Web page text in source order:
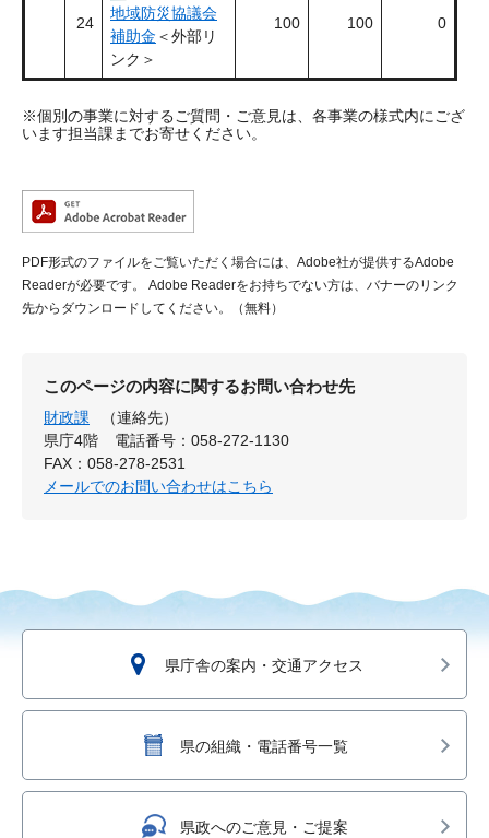
24
地域防災協議会
補助金 ＜外部リ
ンク＞
100 100 0
※個別の事業に対するご質問・ご意見は、各事業の様式内にござ
います担当課までお寄せください。
PDF形式のファイルをご覧いただく場合には、Adobe社が提供するAdobe
Readerが必要です。
Adobe Readerをお持ちでない方は、バナーのリンク
先からダウンロードしてください。（無料）
このページの内容に関するお問い合わせ先
財政課
（連絡先）
県庁4階
電話番号：058-272-1130
FAX：058-278-2531
メールでのお問い合わせはこちら
県庁舎の案内・交通アクセス
県の組織・電話番号一覧
県政へのご意見・ご提案